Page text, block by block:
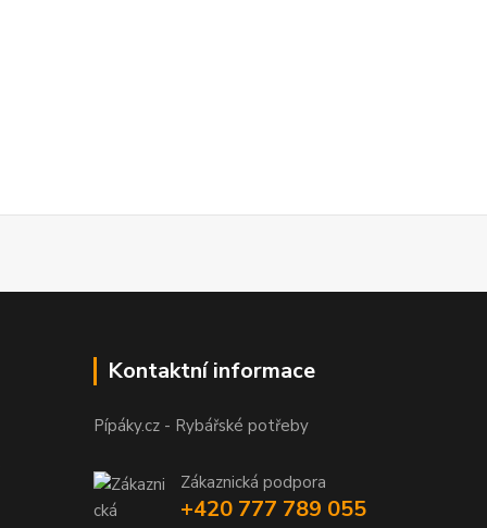
Kontaktní informace
Pípáky.cz - Rybářské potřeby
Zákaznická podpora
+420 777 789 055